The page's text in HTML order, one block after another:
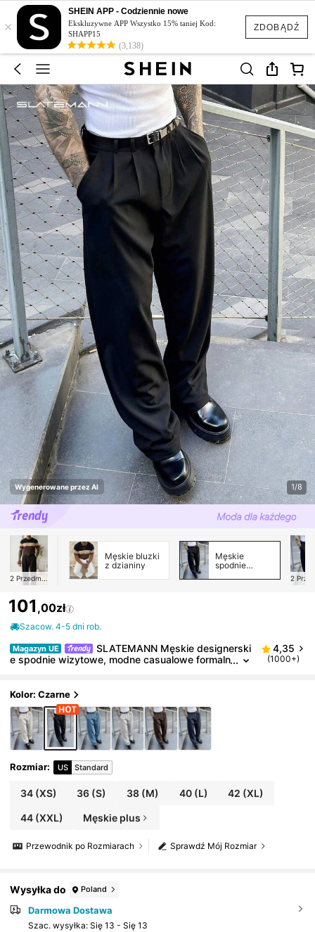
ZDOBĄDŹ
×
SHEIN APP - Codziennie nowe
Ekskluzywne APP Wszystko 15% taniej Kod:
SHAPP15
(3,138)
Wygenerowane przez AI 1/8
2 Przedmioty
Męskie bluzki
z dzianiny
Męskie
spodnie
2
101 ,00zł
Szacow. 4-5 dni rob.
Magazyn UE
SLATEMANN Męskie designerski
e spodnie wizytowe, modne casualowe formaln
4,35
(1000+)
Kolor: Czarne
Rozmiar: US Standard
34(XS) 36 (S) 38(M) 40(L) 42 (XL)
44(XXL) Męskie plus
Sprawdź Mój Rozmiar
Przewodnik po Rozmiarach
Wysyłka do Poland
Darmowa Dostawa
Szac. wysyłka: Się 13 - Się 13